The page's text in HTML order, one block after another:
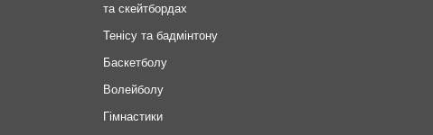
та скейтбордах
Тенісу та бадмінтону
Баскетболу
Волейболу
Гімнастики